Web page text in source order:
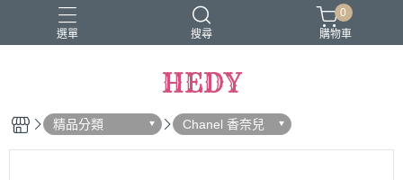
選單 搜尋
0
購物車
HEDY
精品分類 Chanel 香奈兒